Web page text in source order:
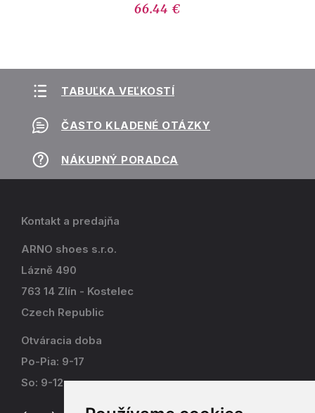
66.44 €
TABUĽKA VEĽKOSTÍ
ČASTO KLADENÉ OTÁZKY
NÁKUPNÝ PORADCA
Kontakt a predajňa
ARNO shoes s.r.o.
Lázně 490
763 14 Zlín - Kostelec
Czech Republic
Otváracia doba
Po-Pia: 9-17
So: 9-12